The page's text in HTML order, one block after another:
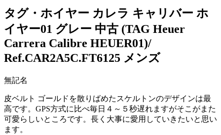
タグ・ホイヤー カレラ キャリバー ホ
イヤー01 グレー 中古 (TAG Heuer
Carrera Calibre HEUER01)/
Ref.CAR2A5C.FT6125 メンズ
無記名
皮ベルト ゴールドを散りばめたスケルトンのデザインは最
高です。GPS方式に比べ毎日４～５秒遅れますがそこがまた
可愛らしいところです。長く大事に愛用していきたいと思い
ます。